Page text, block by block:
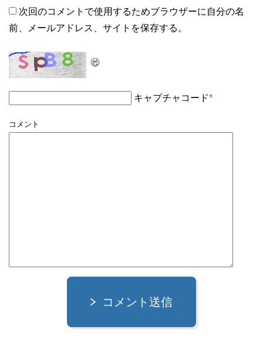
次回のコメントで使用するためブラウザーに自分の名
前、メールアドレス、サイトを保存する。
キャプチャコード*
コメント
コメント送信